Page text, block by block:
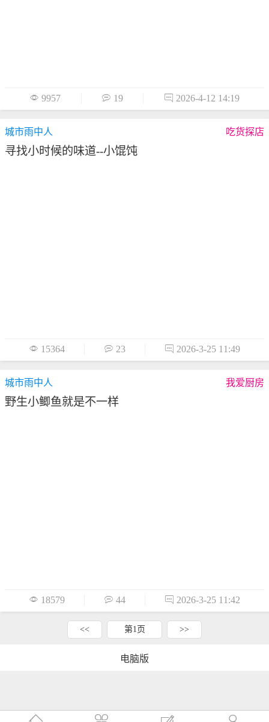
 9957  19  2026-4-12 14:19
城市雨中人 吃货探店
寻找小时候的味道--小馄饨
 15364  23  2026-3-25 11:49
城市雨中人 我爱厨房
野生小鲫鱼就是不一样
 18579  44  2026-3-25 11:42
<< 第1页 >>
电脑版